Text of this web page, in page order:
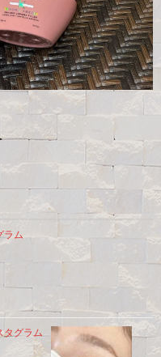
ラム
タグラム